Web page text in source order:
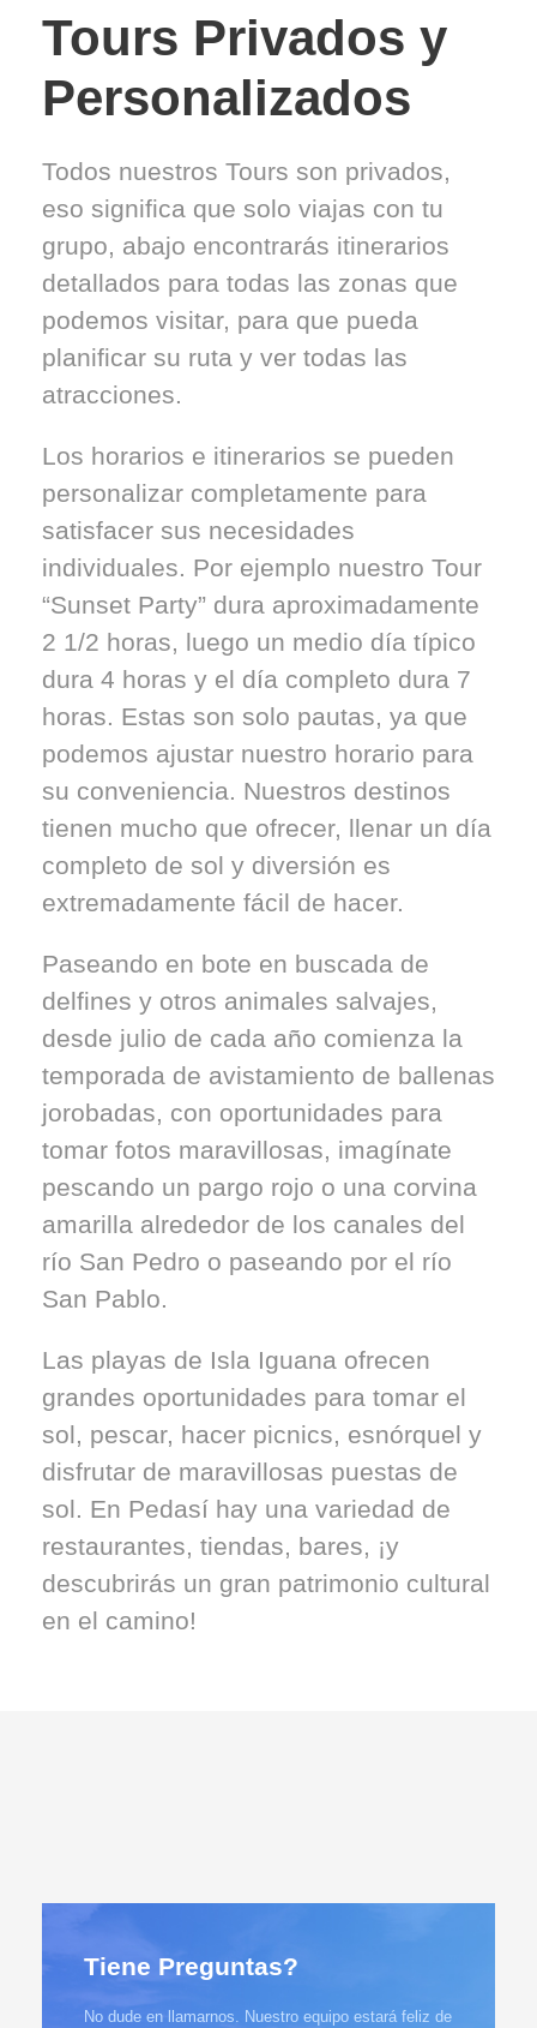
Tours Privados y
Personalizados
Todos nuestros Tours son privados,
eso significa que solo viajas con tu
grupo, abajo encontrarás itinerarios
detallados para todas las zonas que
podemos visitar, para que pueda
planificar su ruta y ver todas las
atracciones.
Los horarios e itinerarios se pueden
personalizar completamente para
satisfacer sus necesidades
individuales. Por ejemplo nuestro Tour
“Sunset Party” dura aproximadamente
2 1/2 horas, luego un medio día típico
dura 4 horas y el día completo dura 7
horas. Estas son solo pautas, ya que
podemos ajustar nuestro horario para
su conveniencia. Nuestros destinos
tienen mucho que ofrecer, llenar un día
completo de sol y diversión es
extremadamente fácil de hacer.
Paseando en bote en buscada de
delfines y otros animales salvajes,
desde julio de cada año comienza la
temporada de avistamiento de ballenas
jorobadas, con oportunidades para
tomar fotos maravillosas, imagínate
pescando un pargo rojo o una corvina
amarilla alrededor de los canales del
río San Pedro o paseando por el río
San Pablo.
Las playas de Isla Iguana ofrecen
grandes oportunidades para tomar el
sol, pescar, hacer picnics, esnórquel y
disfrutar de maravillosas puestas de
sol. En Pedasí hay una variedad de
restaurantes, tiendas, bares, ¡y
descubrirás un gran patrimonio cultural
en el camino!
Tiene Preguntas?
No dude en llamarnos. Nuestro equipo estará feliz de